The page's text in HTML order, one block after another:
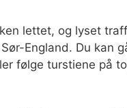
lettet, og lyset
England. Du kan
følge turstiene på